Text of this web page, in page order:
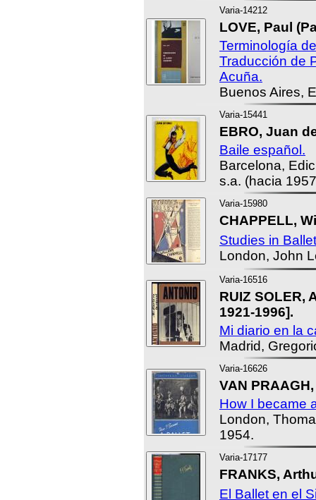
Varia-14212
LOVE, Paul
Terminología
Traducción de
Acuña.
Buenos Aires,
Varia-15441
EBRO, Juan
Baile español.
Barcelona,
s.a. (hacia
Varia-15980
CHAPPELL,
Studies in
London, John
Varia-16516
RUIZ SOLER,
1921-1996].
Mi diario en la
Madrid,
Varia-16626
VAN
How I became
London,
1954.
Varia-17177
FRANKS,
El Ballet en el